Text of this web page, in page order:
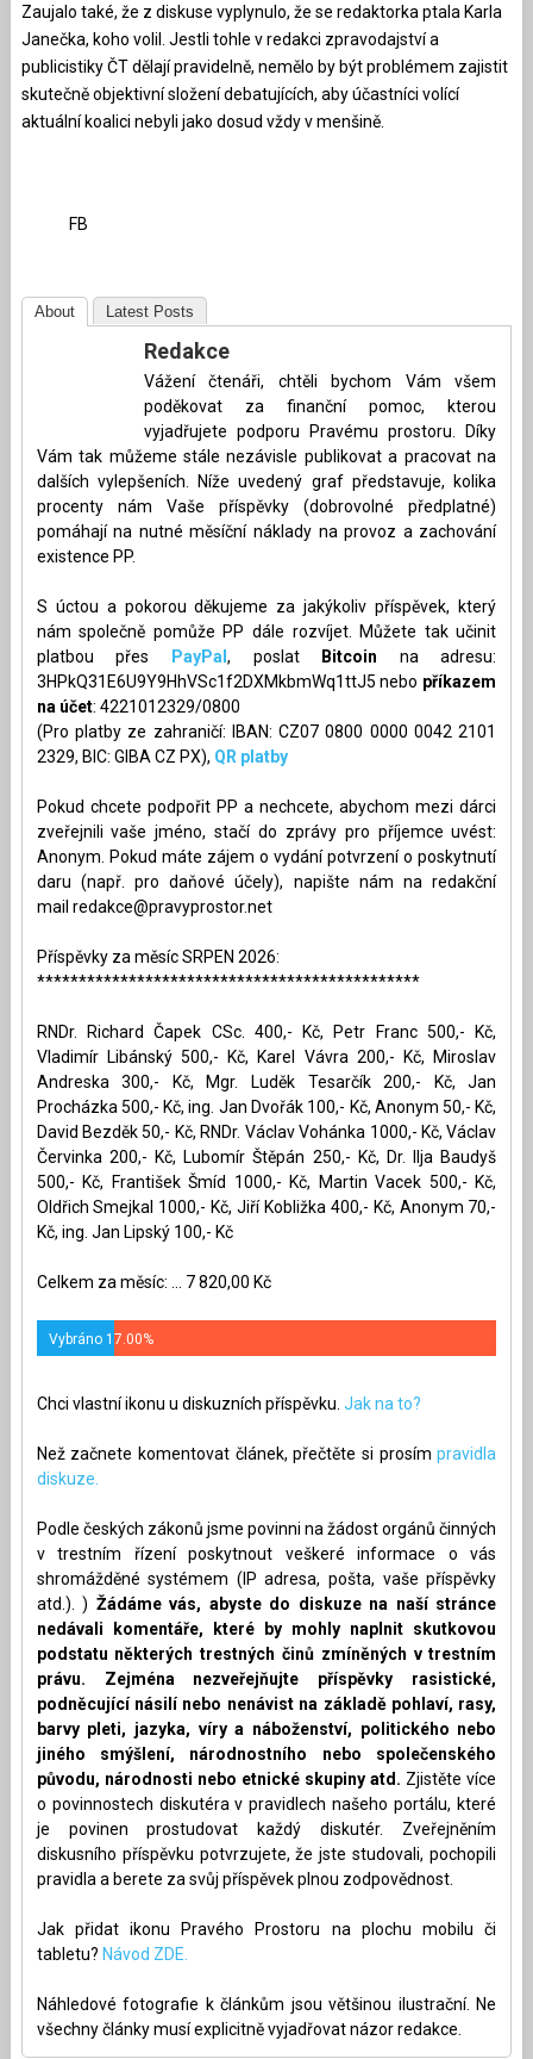
Zaujalo také, že z diskuse vyplynulo, že se redaktorka ptala Karla
Janečka, koho volil. Jestli tohle v redakci zpravodajství a
publicistiky ČT dělají pravidelně, nemělo by být problémem zajistit
skutečně objektivní složení debatujících, aby účastníci volící
aktuální koalici nebyli jako dosud vždy v menšině.
FB
About Latest Posts
Redakce
Vážení čtenáři, chtěli bychom Vám všem
poděkovat za finanční pomoc, kterou
vyjadřujete podporu Pravému prostoru. Díky
Vám tak můžeme stále nezávisle publikovat a pracovat na
dalších vylepšeních. Níže uvedený graf představuje, kolika
procenty nám Vaše příspěvky (dobrovolné předplatné)
pomáhají na nutné měsíční náklady na provoz a zachování
existence PP.
S úctou a pokorou děkujeme za jakýkoliv příspěvek, který
nám společně pomůže PP dále rozvíjet. Můžete tak učinit
platbou přes
PayPal , poslat Bitcoin na adresu:
3HPkQ31E6U9Y9HhVSc1f2DXMkbmWq1ttJ5 nebo příkazem
na účet: 4221012329/0800
(Pro platby ze zahraničí: IBAN: CZ07 0800 0000 0042 2101
2329, BIC: GIBA CZ PX), QR platby
Pokud chcete podpořit PP a nechcete, abychom mezi dárci
zveřejnili vaše jméno, stačí do zprávy pro příjemce uvést:
Anonym. Pokud máte zájem o vydání potvrzení o poskytnutí
daru (např. pro daňové účely), napište nám na redakční
mail redakce@pravyprostor.net
Příspěvky za měsíc SRPEN 2026:
**********************************************
RNDr. Richard Čapek CSc. 400,- Kč, Petr Franc 500,- Kč,
Vladimír Libánský 500,- Kč, Karel Vávra 200,- Kč, Miroslav
Andreska 300,- Kč, Mgr. Luděk Tesarčík 200,- Kč, Jan
Procházka 500,- Kč, ing. Jan Dvořák 100,- Kč, Anonym 50,- Kč,
David Bezděk 50,- Kč, RNDr. Václav Vohánka 1000,- Kč, Václav
Červinka 200,- Kč, Lubomír Štěpán 250,- Kč, Dr. Ilja Baudyš
500,- Kč, František Šmíd 1000,- Kč, Martin Vacek 500,- Kč,
Oldřich Smejkal 1000,- Kč, Jiří Kobližka 400,- Kč, Anonym 70,-
Kč, ing. Jan Lipský 100,- Kč
Celkem za měsíc: ... 7 820,00 Kč
Vybráno 17.00%
Chci vlastní ikonu u diskuzních příspěvku. Jak na to?
Než začnete komentovat článek, přečtěte si prosímpravidla
diskuze.
Podle českých zákonů jsme povinni na žádost orgánů činných
v trestním řízení poskytnout veškeré informace o vás
shromážděné systémem (IP adresa, pošta, vaše příspěvky
atd.). ) Žádáme vás, abyste do diskuze na naší stránce
nedávali komentáře, které by mohly naplnit skutkovou
podstatu některých trestných činů zmíněných v trestním
právu. Zejména nezveřejňujte příspěvky rasistické,
podněcující násilí nebo nenávist na základě pohlaví, rasy,
barvy pleti, jazyka, víry a náboženství, politického nebo
jiného smýšlení, národnostního nebo společenského
původu, národnosti nebo etnické skupiny atd. Zjistěte více
o povinnostech diskutéra v pravidlech našeho portálu, které
je povinen prostudovat každý diskutér. Zveřejněním
diskusního příspěvku potvrzujete, že jste studovali, pochopili
pravidla a berete za svůj příspěvek plnou zodpovědnost.
Jak přidat ikonu Pravého Prostoru na plochu mobilu či
tabletu? Návod ZDE.
Náhledové fotografie k článkům jsou většinou ilustrační. Ne
všechny články musí explicitně vyjadřovat názor redakce.